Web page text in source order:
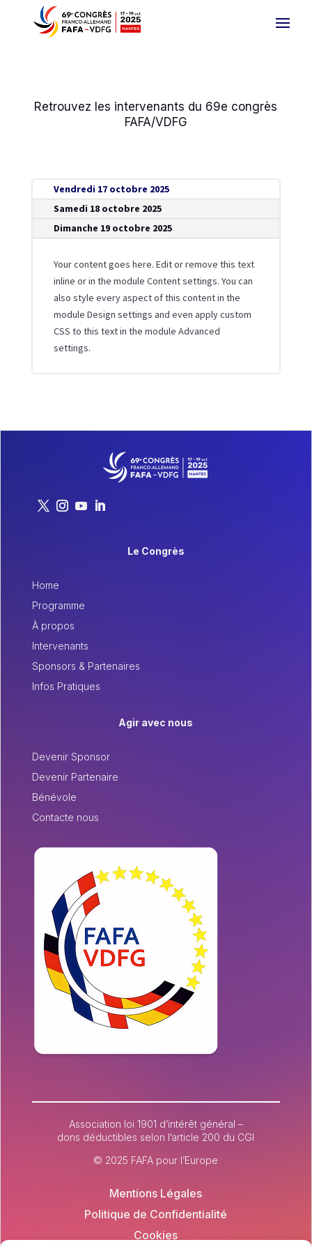
Retrouvez les intervenants du 69e congrès
FAFA/VDFG
Vendredi 17 octobre 2025
Samedi 18 octobre 2025
Dimanche 19 octobre 2025
Your content goes here. Edit or remove this text
inline or in the module Content settings. You can
also style every aspect of this content in the
module Design settings and even apply custom
CSS to this text in the module Advanced
settings.
Le Congrès
Home
Programme
À propos
Intervenants
Sponsors & Partenaires
Infos Pratiques
Agir avec nous
Devenir Sponsor
Devenir Partenaire
Bénévole
Contacte nous
Association loi 1901 d’intérêt général –
dons déductibles selon l’article 200 du CGI
© 2025 FAFA pour l’Europe
Mentions Légales
Politique de Confidentialité
Cookies